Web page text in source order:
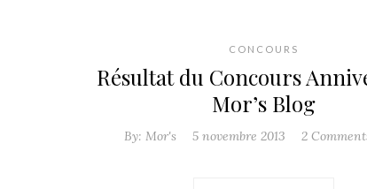
CONCOURS
Résultat du Concours
Mor’s Blog
By: Mor's 5 novembre 2013 2